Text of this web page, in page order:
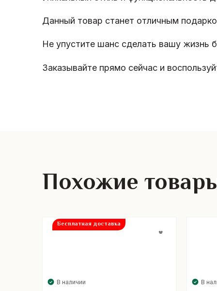
Данный товар станет отличным
Не упустите шанс сделать вашу жизнь
Заказывайте прямо сейчас и
Похожие
Бесплатная доставка
В наличии В